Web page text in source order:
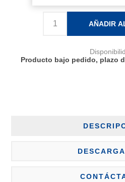
AÑADIR
Producto bajo pedido, plazo